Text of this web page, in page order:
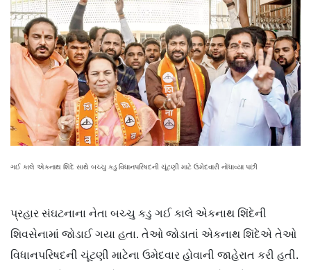
ગઈ કાલે એકનાથ શિંદે સાથે બચ્ચુ કડુ વિધાનપરિષદની ચૂંટણી માટે ઉમેદવારી નોંધાવ્યા પછી
પ્રહાર સંઘટનાના નેતા બચ્ચુ કડુ ગઈ કાલે એકનાથ શિંદેની
શિવસેનામાં જોડાઈ ગયા હતા. તેઓ જોડાતાં એકનાથ શિંદેએ તેઓ
વિધાનપરિષદની ચૂંટણી માટેના ઉમેદવાર હોવાની જાહેરાત કરી હતી.